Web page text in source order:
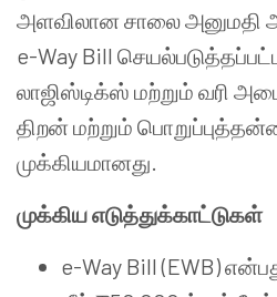
அளவிலான சாலை அனுமதி
e-Way Bill
லாஜிஸ்டிக்ஸ் மற்றும் வரி
திறன் மற்றும்
முக்கியமானது.
முக்கிய எடுத்துக்காட்டுகள்
e-Way Bill (EWB)